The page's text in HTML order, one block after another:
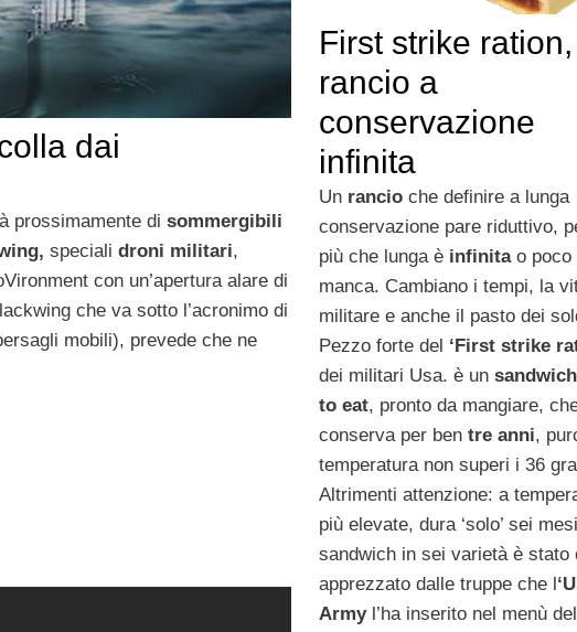
dai
prossimamente di sommergibili
speciali droni militari,
con un’apertura alare di
che va sotto l’acronimo di
mobili), prevede che ne
First strike
rancio a
conservazione
infinita
Un rancioche definire a lunga
conservazione pare riduttivo,
più che lunga èinfinitao poco
manca. Cambiano i tempi, la
militare e anche il pasto dei
Pezzo forte del ‘First strike
dei militari Usa. è un
to eat, pronto da mangiare,
conserva per ben tre anni,
temperatura non superi i 36
Altrimenti attenzione: a
più elevate, dura ‘solo’ sei
sandwich in sei varietà è stato
apprezzato dalle truppe che l
Armyl’ha inserito nel menù